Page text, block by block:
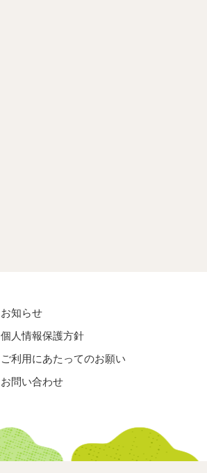
お知らせ
個人情報保護方針
ご利用にあたってのお願い
お問い合わせ